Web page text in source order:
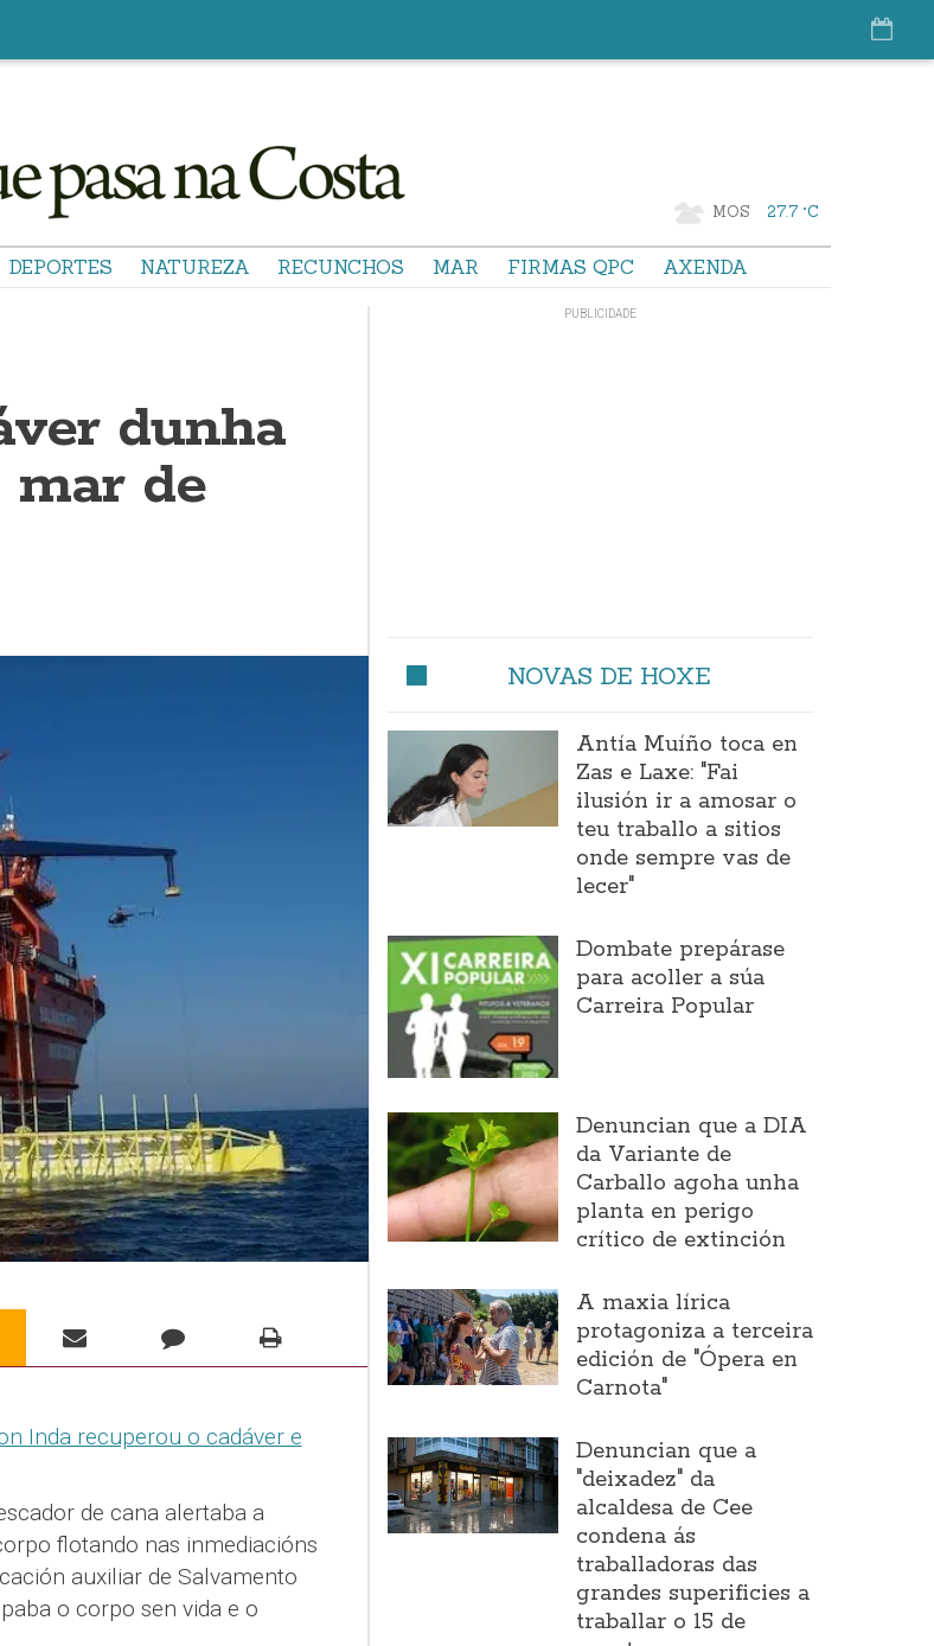
MOS 27.7 °C
DEPORTES NATUREZA RECUNCHOS MAR FIRMAS QPC AXENDA
dunha
de
de cana alertaba a
flotando nas inmediacións
auxiliar de Salvamento
o corpo sen vida e o
NOVAS DE HOXE
Antía Muíño toca en
Zas e Laxe: "Fai
ilusión ir a amosar o
teu traballo a sitios
onde sempre vas de
lecer"
Dombate prepárase
para acoller a súa
Carreira Popular
Denuncian que a DIA
da Variante de
Carballo agoha unha
planta en perigo
crítico de extinción
A maxia lírica
protagoniza a terceira
edición de "Ópera en
Carnota"
Denuncian que a
"deixadez" da
alcaldesa de Cee
condena ás
traballadoras das
grandes superificies a
traballar o 15 de